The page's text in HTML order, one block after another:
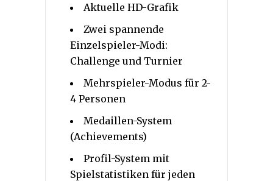
Aktuelle HD-Grafik
Zwei spannende
Einzelspieler-Modi:
Challenge und Turnier
Mehrspieler-Modus für 2-
4 Personen
Medaillen-System
(Achievements)
Profil-System mit
Spielstatistiken für jeden